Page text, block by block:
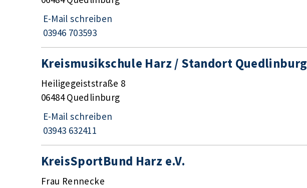
E-Mail schreiben
03946 703593
Kreismusikschule Harz / Standort Quedlinburg
Heiligegeiststraße 8
06484 Quedlinburg
E-Mail schreiben
03943 632411
KreisSportBund Harz e.V.
Frau Rennecke